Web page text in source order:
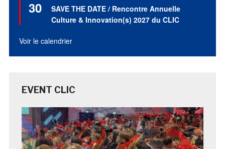
30
en
avant
SAVE THE DATE / Rencontre Annuelle
Culture & Innovation(s) 2027 du CLIC
Voir le calendrier
EVENT CLIC